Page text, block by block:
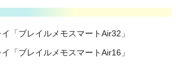
「ブレイルメモスマートAir32」
「ブレイルメモスマートAir16」